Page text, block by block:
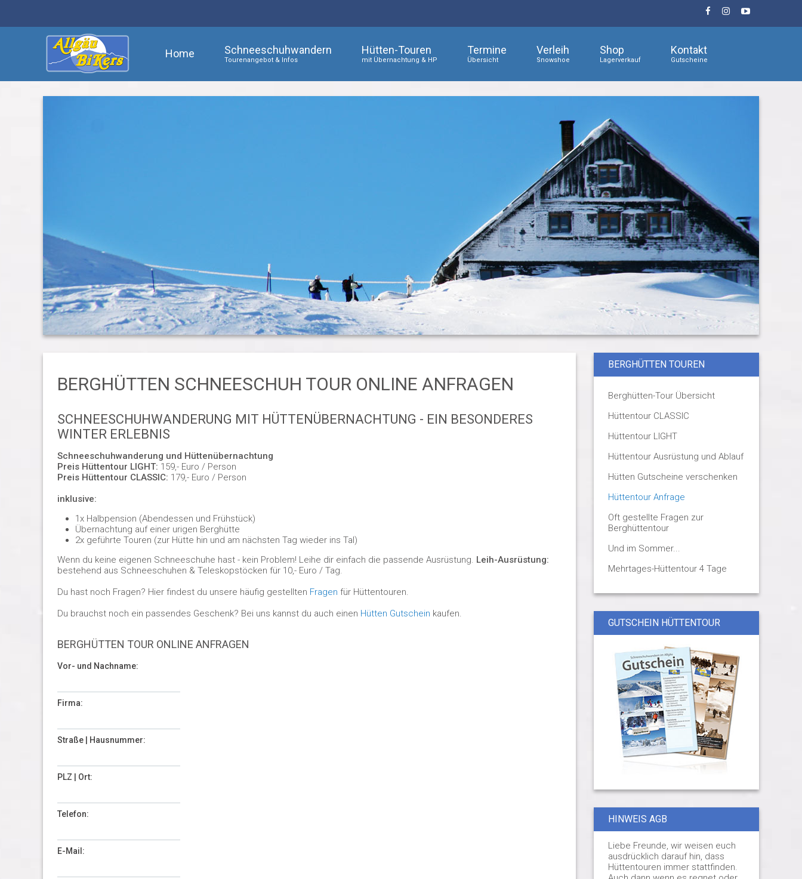
Home Schneeschuhwandern
Tourenangebot & Infos
Hütten-Touren
mit Übernachtung & HP
Termine
Übersicht
Verleih
Snowshoe
Shop
Lagerverkauf
Kontakt
Gutscheine
BERGHÜTTEN SCHNEESCHUH TOUR ONLINE ANFRAGEN
SCHNEESCHUHWANDERUNG MIT HÜTTENÜBERNACHTUNG - EIN BESONDERES
WINTER ERLEBNIS
Schneeschuhwanderung und Hüttenübernachtung
Preis Hüttentour LIGHT: 159,- Euro / Person
Preis Hüttentour CLASSIC: 179,- Euro / Person
inklusive:
1x Halbpension (Abendessen und Frühstück)
Übernachtung auf einer urigen Berghütte
2x geführte Touren (zur Hütte hin und am nächsten Tag wieder ins Tal)
Wenn du keine eigenen Schneeschuhe hast - kein Problem! Leihe dir einfach die passende Ausrüstung. Leih-Ausrüstung:
bestehend aus Schneeschuhen & Teleskopstöcken für 10,- Euro / Tag.
Du hast noch Fragen? Hier findest du unsere häufig gestellten Fragen für Hüttentouren.
Du brauchst noch ein passendes Geschenk? Bei uns kannst du auch einen Hütten Gutschein kaufen.
BERGHÜTTEN TOUR ONLINE ANFRAGEN
Vor- und Nachname:
Firma:
Straße | Hausnummer:
PLZ | Ort:
Telefon:
E-Mail:
BERGHÜTTEN TOUREN
Berghütten-Tour Übersicht
Hüttentour CLASSIC
Hüttentour LIGHT
Hüttentour Ausrüstung und Ablauf
Hütten Gutscheine verschenken
Hüttentour Anfrage
Oft gestellte Fragen zur
Berghüttentour
Und im Sommer...
Mehrtages-Hüttentour 4 Tage
GUTSCHEIN HÜTTENTOUR
HINWEIS AGB
Liebe Freunde, wir weisen euch
ausdrücklich darauf hin, dass
Hüttentouren immer stattfinden.